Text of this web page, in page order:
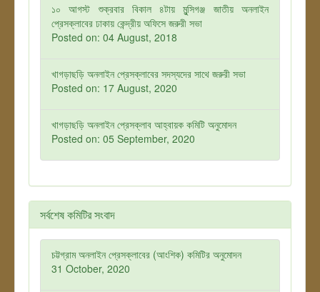
১০ আগস্ট শুক্রবার বিকাল ৪টায় মুন্সিগঞ্জ জাতীয় অনলাইন
প্রেসক্লাবের ঢাকায় কেন্দ্রীয় অফিসে জরুরী সভা
Posted on: 04 August, 2018
খাগড়াছড়ি অনলাইন প্রেসক্লাবের সদস্যদের সাথে জরুরী সভা
Posted on: 17 August, 2020
খাগড়াছড়ি অনলাইন প্রেসক্লাব আহ্বায়ক কমিটি অনুমোদন
Posted on: 05 September, 2020
সর্বশেষ কমিটির সংবাদ
চট্টগ্রাম অনলাইন প্রেসক্লাবের (আংশিক) কমিটির অনুমোদন
31 October, 2020